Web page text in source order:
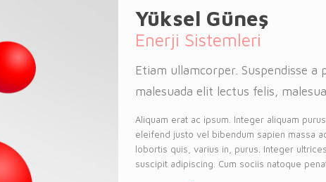
Yüksel Güneş
Enerji Sistemleri
Etiam ullamcorper. Suspendisse a
malesuada elit lectus felis,
Aliquam erat ac ipsum. Integer aliquam
eleifend justo vel bibendum sapien massa
lobortis quis, varius in, purus. Integer
suscipit adipiscing. Cum sociis natoque